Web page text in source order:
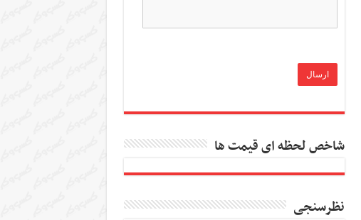
شاخص لحظه ای قیمت ها
نظرسنجی